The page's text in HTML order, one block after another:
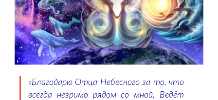
«Благодарю Отца Небесного за то, что
всегда незримо рядом со мной, Ведёт